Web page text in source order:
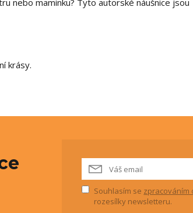
nebo maminku? Tyto autorské náušnice jsou
krásy.
Souhlasím se zpracováním
rozesílky newsletteru.